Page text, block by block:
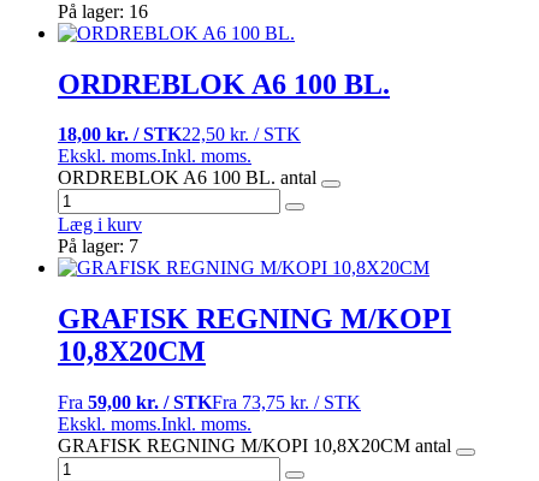
På lager: 16
ORDREBLOK A6 100 BL.
18,00 kr. / STK22,50 kr. / STK
Ekskl. moms.Inkl. moms.
ORDREBLOK A6 100 BL. antal
Læg i kurv
På lager: 7
GRAFISK REGNING M/KOPI
10,8X20CM
Fra 59,00 kr. / STKFra 73,75 kr. / STK
Ekskl. moms.Inkl. moms.
GRAFISK REGNING M/KOPI 10,8X20CM antal